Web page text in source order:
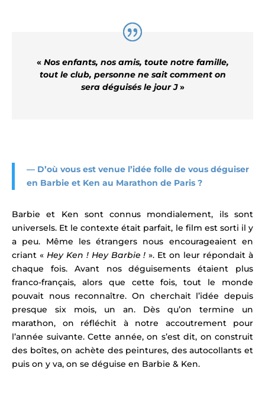
« Nos enfants, nos amis, toute notre famille,
tout le club, personne ne sait comment on
sera déguisés le jour J»
— D’où vous est venue l’idée folle de vous déguiser
en Barbie et Ken au Marathon de Paris ?
Barbie et Ken sont connus mondialement, ils sont
universels. Et le contexte était parfait, le film est sorti il y
a peu. Même les étrangers nous encourageaient en
criant « Hey Ken ! Hey Barbie ! ». Et on leur répondait à
chaque fois. Avant nos déguisements étaient plus
franco-français, alors que cette fois, tout le monde
pouvait nous reconnaître. On cherchait l’idée depuis
presque six mois, un an. Dès qu’on termine un
marathon, on réfléchit à notre accoutrement pour
l’année suivante. Cette année, on s’est dit, on construit
des boîtes, on achète des peintures, des autocollants et
puis on y va, on se déguise en Barbie & Ken.